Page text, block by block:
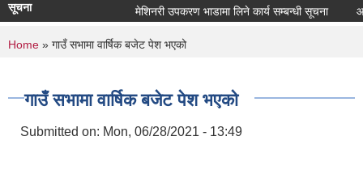
सूचना मेशिनरी उपकरण भाडामा लिने कार्य सम्बन्धी सूचना
You are here
Home » गाउँ सभामा वार्षिक बजेट पेश भएको
गाउँ सभामा वार्षिक बजेट पेश भएको
Submitted on: Mon, 06/28/2021 - 13:49